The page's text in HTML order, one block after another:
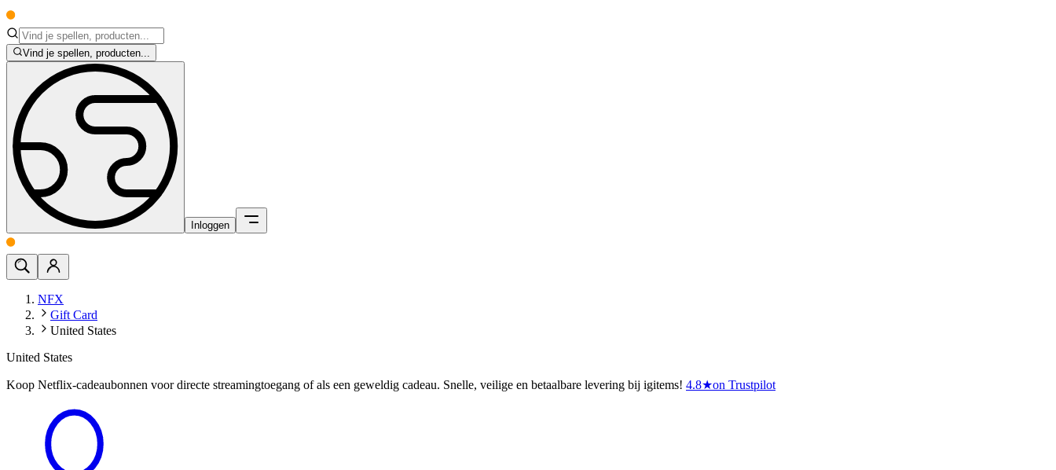
Vind je spellen, producten...
Inloggen
NFX
Gift Card
United States
United States
Koop Netflix-cadeaubonnen voor directe streamingtoegang of als een geweldig cadeau. Snelle, veilige en betaalbare levering bij igitems! 4.8★on Trustpilot